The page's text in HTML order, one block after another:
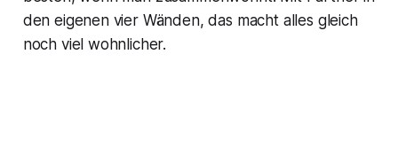
den eigenen vier Wänden, das macht alles gleich
noch viel wohnlicher.